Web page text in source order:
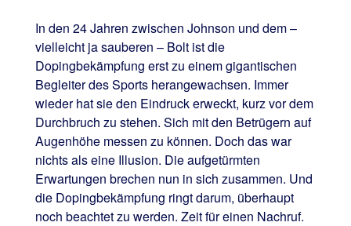
In den 24 Jahren zwischen Johnson und dem –
vielleicht ja sauberen – Bolt ist die
Dopingbekämpfung erst zu einem gigantischen
Begleiter des Sports herangewachsen. Immer
wieder hat sie den Eindruck erweckt, kurz vor dem
Durchbruch zu stehen. Sich mit den Betrügern auf
Augenhöhe messen zu können. Doch das war
nichts als eine Illusion. Die aufgetürmten
Erwartungen brechen nun in sich zusammen. Und
die Dopingbekämpfung ringt darum, überhaupt
noch beachtet zu werden. Zeit für einen Nachruf.